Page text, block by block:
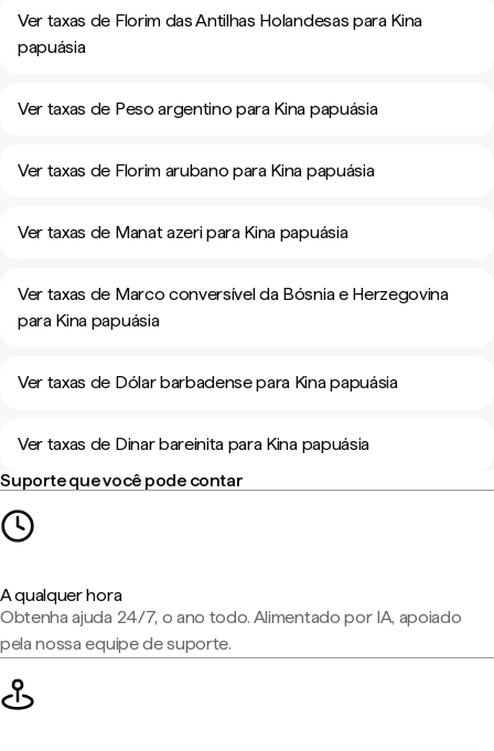
Ver taxas de Florim das Antilhas Holandesas para Kina
papuásia
Ver taxas de Peso argentino para Kina papuásia
Ver taxas de Florim arubano para Kina papuásia
Ver taxas de Manat azeri para Kina papuásia
Ver taxas de Marco conversível da Bósnia e Herzegovina
para Kina papuásia
Ver taxas de Dólar barbadense para Kina papuásia
Ver taxas de Dinar bareinita para Kina papuásia
Suporte que você pode contar
A qualquer hora
Obtenha ajuda 24/7, o ano todo. Alimentado por IA, apoiado
pela nossa equipe de suporte.